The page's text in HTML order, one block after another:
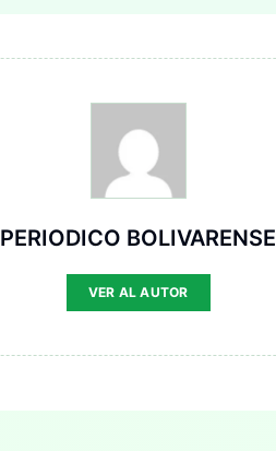
PERIODICO BOLIVARENSE
VER AL AUTOR